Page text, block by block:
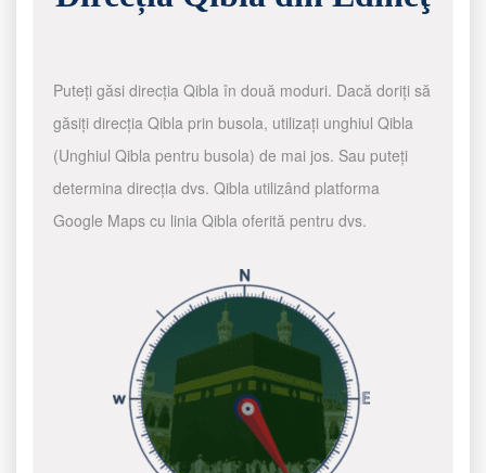
Puteți găsi direcția Qibla în două moduri. Dacă doriți să
găsiți direcția Qibla prin busola, utilizați unghiul Qibla
(Unghiul Qibla pentru busola) de mai jos. Sau puteți
determina direcția dvs. Qibla utilizând platforma
Google Maps cu linia Qibla oferită pentru dvs.